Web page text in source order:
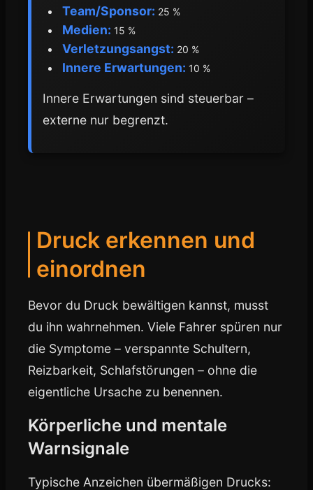
Team/Sponsor: 25 %
Medien: 15 %
Verletzungsangst: 20 %
Innere Erwartungen: 10 %
Innere Erwartungen sind steuerbar –
externe nur begrenzt.
Druck erkennen und
einordnen
Bevor du Druck bewältigen kannst, musst
du ihn wahrnehmen. Viele Fahrer spüren nur
die Symptome – verspannte Schultern,
Reizbarkeit, Schlafstörungen – ohne die
eigentliche Ursache zu benennen.
Körperliche und mentale
Warnsignale
Typische Anzeichen übermäßigen Drucks: